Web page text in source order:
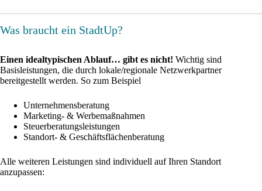
Was braucht ein StadtUp?
Einen idealtypischen Ablauf… gibt es nicht! Wichtig sind
Basisleistungen, die durch lokale/regionale Netzwerkpartner
bereitgestellt werden. So zum Beispiel
Unternehmensberatung
Marketing- & Werbemaßnahmen
Steuerberatungsleistungen
Standort- & Geschäftsflächenberatung
Alle weiteren Leistungen sind individuell auf Ihren Standort
anzupassen: